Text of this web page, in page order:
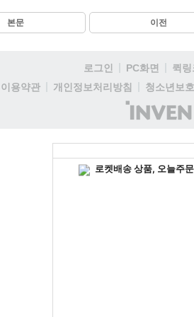
본문 이전
로그인 PC화면 퀵링
이용약관
개인정보처리방침 청소년보
(주)
인